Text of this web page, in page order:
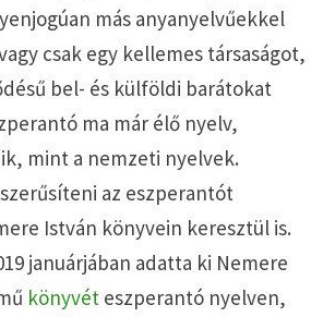
más anyanyelvűekkel
csak egy kellemes társaságot,
bel- és külföldi barátokat
ma már élő nyelv,
mint a nemzeti nyelvek.
az eszperantót
István könyvein keresztül is.
januárjában adatta ki Nemere
könyvét eszperantó nyelven,